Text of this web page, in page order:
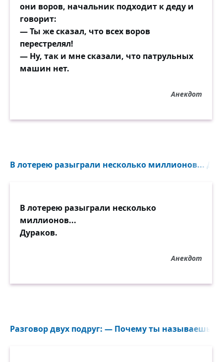
они воров, начальник подходит к деду и
говорит:
— Ты же сказал, что всех воров
перестрелял!
— Ну, так и мне сказали, что патрульных
машин нет.
Анекдот
В лотерею разыграли несколько миллионов...
В лотерею разыграли несколько
миллионов...
Дураков.
Анекдот
Разговор двух подруг: — Почему ты называешь